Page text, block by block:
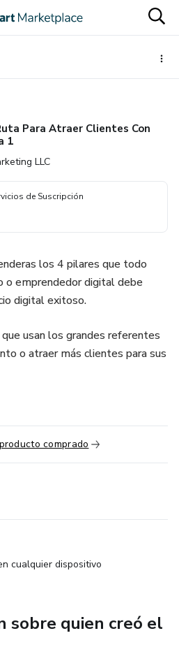
Para Atraer Clientes Con
1
LLC
de Suscripción
los 4 pilares que todo
o emprendedor digital debe
digital exitoso.
usan los grandes referentes
o atraer más clientes para sus
comprado
cualquier dispositivo
sobre quien creó el